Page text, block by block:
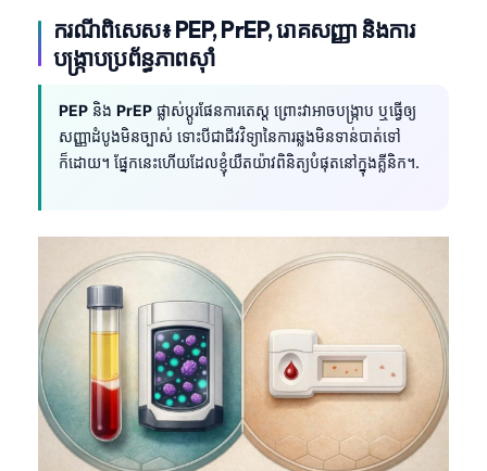
ករណីពិសេស៖ PEP, PrEP, រោគសញ្ញា និងការ
បង្ក្រាបប្រព័ន្ធភាពស៊ាំ
PEP និង PrEP ផ្លាស់ប្តូរផែនការតេស្ត ព្រោះវាអាចបង្ក្រាប ឬធ្វើឲ្យ
សញ្ញាដំបូងមិនច្បាស់ ទោះបីជាជីវវិទ្យានៃការឆ្លងមិនទាន់បាត់ទៅ
ក៏ដោយ។ ផ្នែកនេះហើយដែលខ្ញុំយឺតយ៉ាវពិនិត្យបំផុតនៅក្នុងគ្លីនិក។.
Հայերեն
Íslenska
Српски језик
Bosanski
Azərbaycan dili
Čeština
ქართული
Русский
Lietuvių kalba
Polski